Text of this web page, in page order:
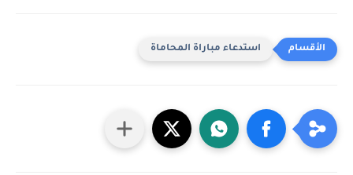
استدعاء مباراة المحاماة